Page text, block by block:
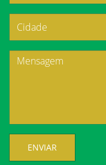
ENVIAR